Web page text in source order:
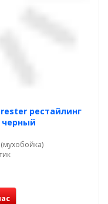
рестайлинг
черный